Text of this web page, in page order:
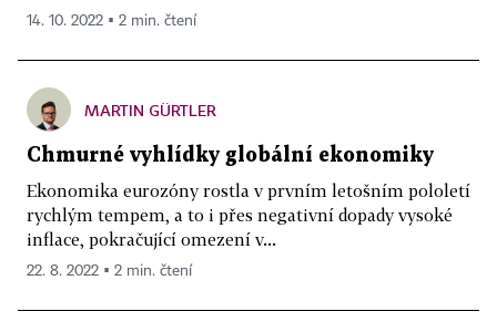
14. 10. 2022 ▪ 2 min. čtení
MARTIN GÜRTLER
Chmurné vyhlídky globální ekonomiky
Ekonomika eurozóny rostla v prvním letošním pololetí
rychlým tempem, a to i přes negativní dopady vysoké
inflace, pokračující omezení v...
22. 8. 2022 ▪ 2 min. čtení